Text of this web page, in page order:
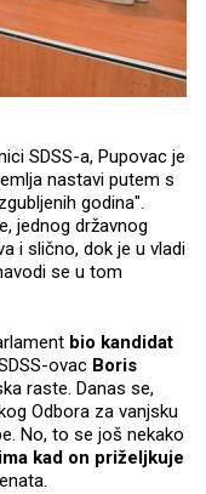
SDSS-a, Pupovac je
nastavi putem s
godina".
jednog državnog
i slično, dok je u vladi
se u tom
bio kandidat
ovac Boris
raste. Danas se,
Odbora za vanjsku
No, to se još nekako
kad on priželjkuje